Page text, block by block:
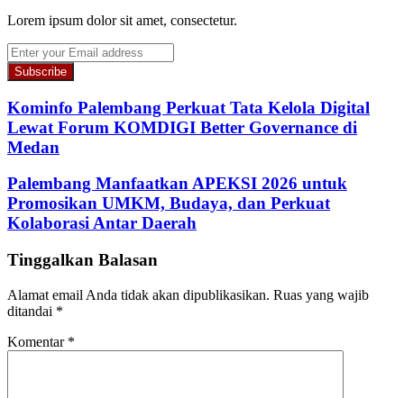
Lorem ipsum dolor sit amet, consectetur.
Enter
your
Email
address
Kominfo Palembang Perkuat Tata Kelola Digital
Lewat Forum KOMDIGI Better Governance di
Medan
Palembang Manfaatkan APEKSI 2026 untuk
Promosikan UMKM, Budaya, dan Perkuat
Kolaborasi Antar Daerah
Tinggalkan Balasan
Alamat email Anda tidak akan dipublikasikan. Ruas yang wajib
ditandai *
Komentar *